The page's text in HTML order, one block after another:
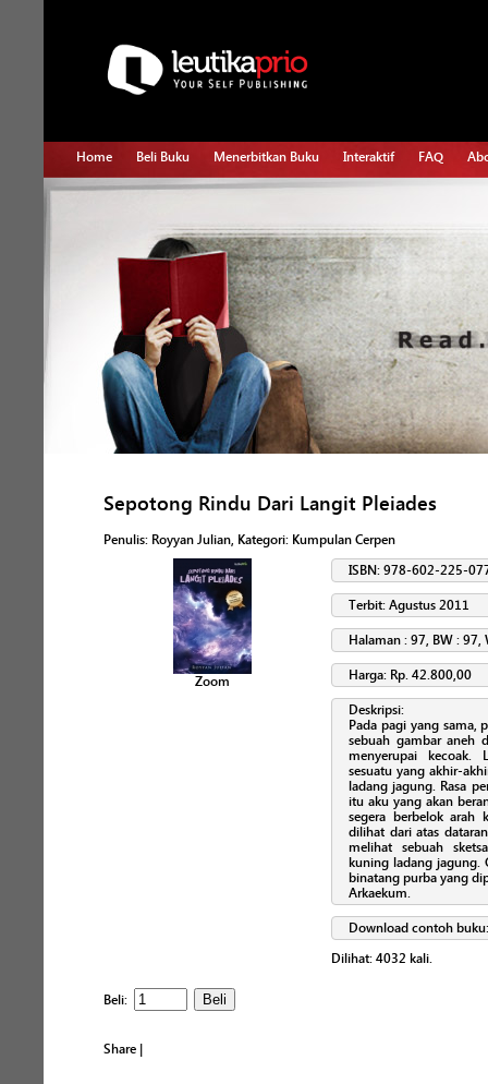
Home Beli Buku Menerbitkan Buku Interaktif FAQ
Sepotong Rindu Dari Langit Pleiades
Penulis: Royyan Julian, Kategori: Kumpulan Cerpen
Zoom
ISBN: 978-602-225-
Terbit: Agustus 2011
Halaman : 97, BW : 97,
Harga: Rp. 42.800,00
Deskripsi:
Pada pagi yang sama,
sebuah gambar aneh
menyerupai kecoak.
sesuatu yang akhir-
ladang jagung. Rasa
itu aku yang akan
segera berbelok arah
dilihat dari atas
melihat sebuah
kuning ladang jagung.
binatang purba yang
Arkaekum.
Download contoh
Dilihat: 4032 kali.
Beli:
Share |